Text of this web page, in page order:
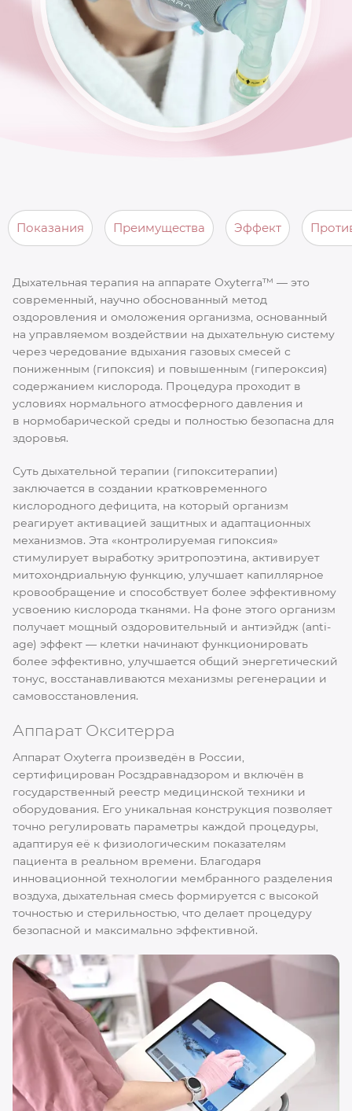
Показания Преимущества Эффект
Дыхательная терапия на аппарате Oxyterra™ — это
современный, научно обоснованный метод
оздоровления и омоложения организма, основанный
на управляемом воздействии на дыхательную систему
через чередование вдыхания газовых смесей с
пониженным (гипоксия) и повышенным (гипероксия)
содержанием кислорода. Процедура проходит в
условиях нормального атмосферного давления и
в нормобарической среды и полностью безопасна для
здоровья.
Суть дыхательной терапии (гипокситерапии)
заключается в создании кратковременного
кислородного дефицита, на который организм
реагирует активацией защитных и адаптационных
механизмов. Эта «контролируемая гипоксия»
стимулирует выработку эритропоэтина, активирует
митохондриальную функцию, улучшает капиллярное
кровообращение и способствует более эффективному
усвоению кислорода тканями. На фоне этого организм
получает мощный оздоровительный и антиэйдж (anti-
age) эффект — клетки начинают функционировать
более эффективно, улучшается общий энергетический
тонус, восстанавливаются механизмы регенерации и
самовосстановления.
Аппарат Окситерра
Аппарат Oxyterra произведён в России,
сертифицирован Росздравнадзором и включён в
государственный реестр медицинской техники и
оборудования. Его уникальная конструкция позволяет
точно регулировать параметры каждой процедуры,
адаптируя её к физиологическим показателям
пациента в реальном времени. Благодаря
инновационной технологии мембранного разделения
воздуха, дыхательная смесь формируется с высокой
точностью и стерильностью, что делает процедуру
безопасной и максимально эффективной.